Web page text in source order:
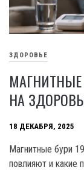
ЗДОРОВЬЕ
НА
18 ДЕКАБРЯ, 2025
Магнитные бури
повлияют и какие